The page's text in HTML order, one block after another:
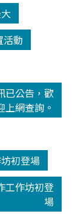
活動
已公告，歡
上網查詢。
初登場
工作坊初登
場